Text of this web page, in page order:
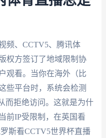
频、CCTV5、腾讯体
权方签订了地域限制协
观看。当你在海外（比
些平台时，系统会检测
而拒绝访问。这就是为什
前IP受限制，在英国看
斯看CCTV5世界杯直播